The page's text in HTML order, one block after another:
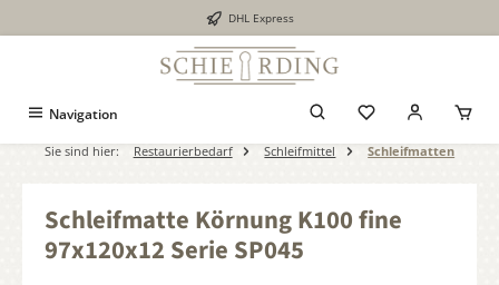
DHL Express
Navigation
Sie sind hier: Restaurierbedarf Schleifmittel Schleifmatten
Schleifmatte Körnung K100 fine
97x120x12 Serie SP045